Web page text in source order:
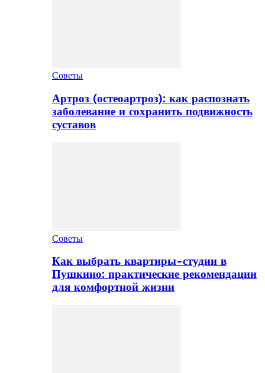
Советы
Артроз (остеоартроз): как распознать
заболевание и сохранить подвижность
суставов
Советы
Как выбрать квартиры-студии в
Пушкино: практические рекомендации
для комфортной жизни